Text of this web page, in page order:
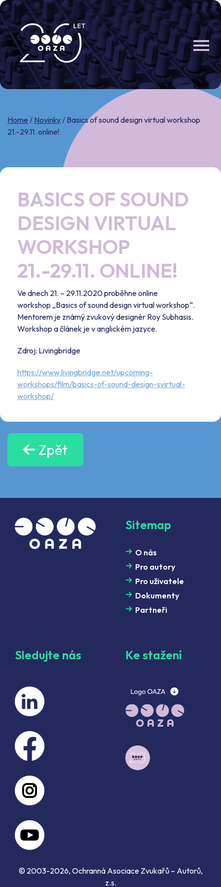
Skip
to
content
Home / Novinky/ Basics of sound design virtual workshop
21.-29.11. online!
BASICS OF SOUND
DESIGN VIRTUAL
WORKSHOP
21.-29.11. ONLINE!
Ve dnech 21. – 29.11.2020 proběhne online
workshop „Basics of sound design virtual workshop“.
Mentorem je známý zvukový designér Roy Subhasis.
Workshop a článek je v anglickém jazyce.
Zdroj: Livingbridge
https://www.livingbridge.net/upcoming-
workshops/film/basics-of-sound-design-svirtual-
workshop/
Zpět
Sitemap
O nás
Pro autory
Pro uživatele
Dokumenty
Partneři
Sledujte nás Ke stažení
© 2003-2026, Ochranná Asociace Zvukařů – Autorů,
z.s.